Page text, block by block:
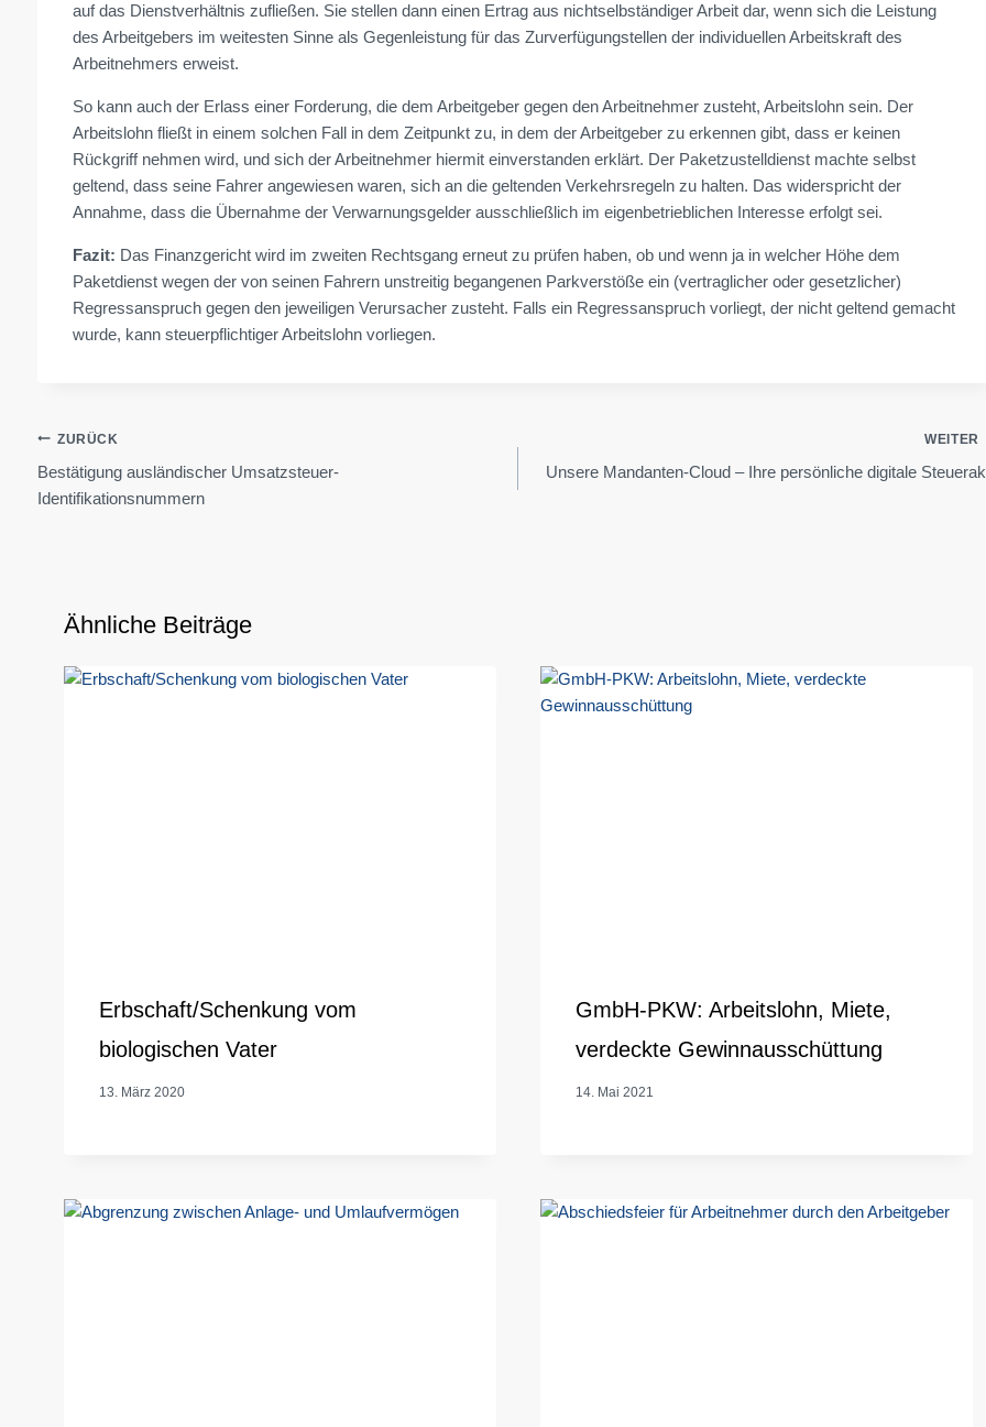
auf das Dienstverhältnis zufließen. Sie stellen dann einen Ertrag aus nichtselbständiger Arbeit dar, wenn sich die Leistung
des Arbeitgebers im weitesten Sinne als Gegenleistung für das Zurverfügungstellen der individuellen Arbeitskraft des
Arbeitnehmers erweist.
So kann auch der Erlass einer Forderung, die dem Arbeitgeber gegen den Arbeitnehmer zusteht, Arbeitslohn sein. Der
Arbeitslohn fließt in einem solchen Fall in dem Zeitpunkt zu, in dem der Arbeitgeber zu erkennen gibt, dass er keinen
Rückgriff nehmen wird, und sich der Arbeitnehmer hiermit einverstanden erklärt. Der Paketzustelldienst machte selbst
geltend, dass seine Fahrer angewiesen waren, sich an die geltenden Verkehrsregeln zu halten. Das widerspricht der
Annahme, dass die Übernahme der Verwarnungsgelder ausschließlich im eigenbetrieblichen Interesse erfolgt sei.
Fazit: Das Finanzgericht wird im zweiten Rechtsgang erneut zu prüfen haben, ob und wenn ja in welcher Höhe dem
Paketdienst wegen der von seinen Fahrern unstreitig begangenen Parkverstöße ein (vertraglicher oder gesetzlicher)
Regressanspruch gegen den jeweiligen Verursacher zusteht. Falls ein Regressanspruch vorliegt, der nicht geltend gemacht
wurde, kann steuerpflichtiger Arbeitslohn vorliegen.
Beitragsnavigation
ZURÜCK
Bestätigung ausländischer Umsatzsteuer-
Identifikationsnummern
WEITER
Unsere Mandanten-Cloud – Ihre persönliche digitale
Ähnliche Beiträge
Erbschaft/Schenkung vom
biologischen Vater
13. März 2020
GmbH-PKW: Arbeitslohn, Miete,
verdeckte Gewinnausschüttung
14. Mai 2021